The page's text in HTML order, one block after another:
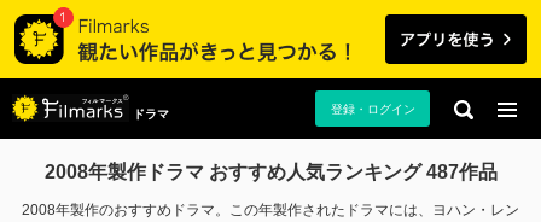
ドラマ 登録・ログイン
2008年製作ドラマ おすすめ人気ランキング 487作品
2008年製作のおすすめドラマ。この年製作されたドラマには、ヨハン・レン